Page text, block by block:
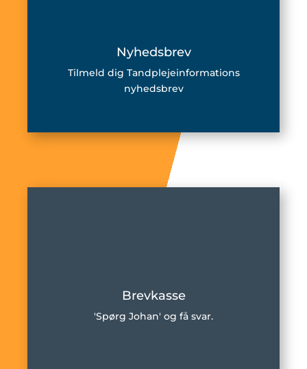
Nyhedsbrev
Tilmeld dig Tandplejeinformations
nyhedsbrev
Brevkasse
'Spørg Johan' og få svar.